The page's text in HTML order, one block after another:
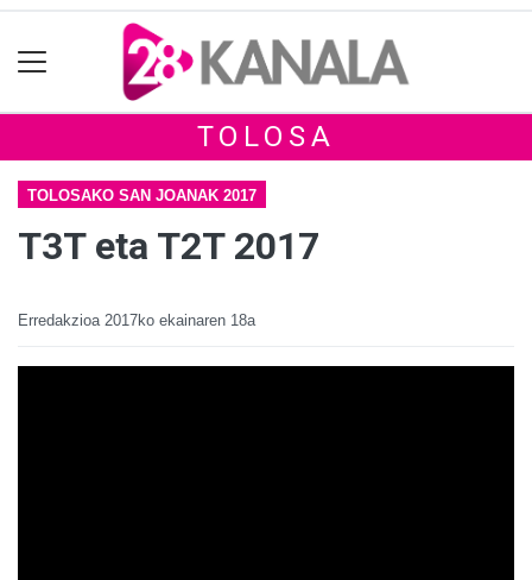
TOLOSA
TOLOSAKO SAN JOANAK 2017
T3T eta T2T 2017
Erredakzioa 2017ko ekainaren 18a